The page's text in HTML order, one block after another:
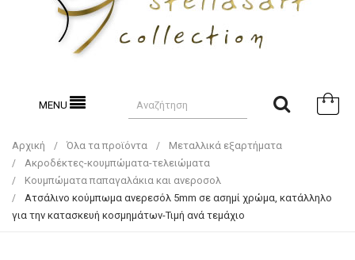
MENU
Αρχική Όλα τα προϊόντα
Μεταλλικά εξαρτήματα
Ακροδέκτες-κουμπώματα-τελειώματα
Κουμπώματα παπαγαλάκια και ανεροσολ
Ατσάλινο κούμπωμα ανερεσόλ 5mm σε ασημί χρώμα, κατάλληλο
για την κατασκευή κοσμημάτων-Τιμή ανά τεμάχιο